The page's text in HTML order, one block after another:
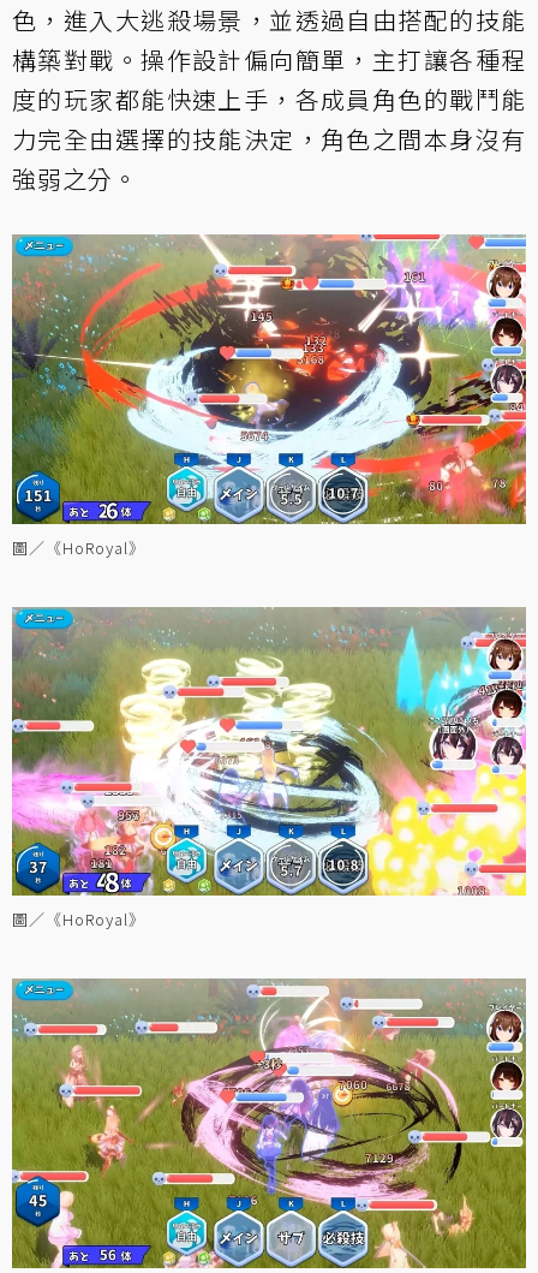
色，進入大逃殺場景，並透過自由搭配的技能
構築對戰。操作設計偏向簡單，主打讓各種程
度的玩家都能快速上手，各成員角色的戰鬥能
力完全由選擇的技能決定，角色之間本身沒有
強弱之分。
圖／《HoRoyal》
圖／《HoRoyal》